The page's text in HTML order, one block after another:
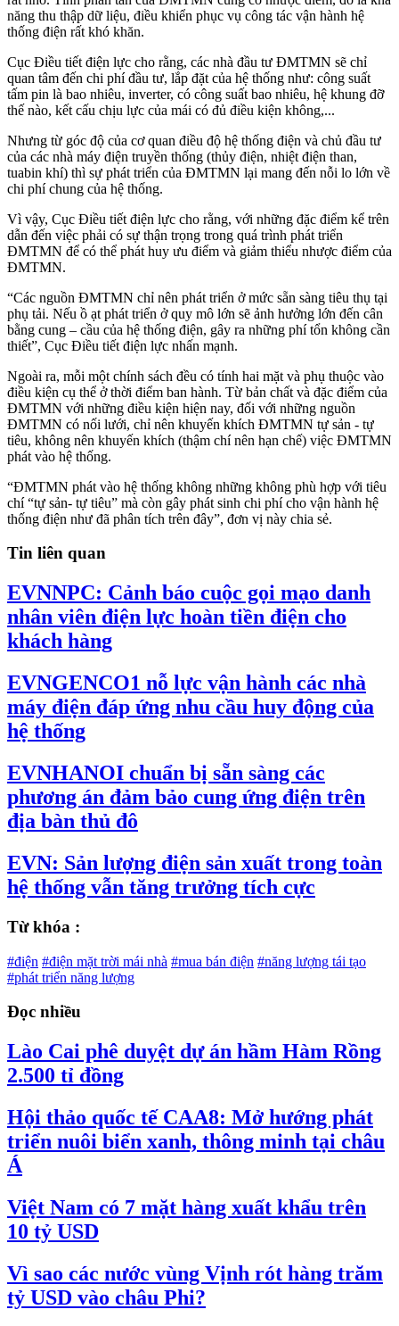
năng thu thập dữ liệu, điều khiển phục vụ công tác vận hành hệ
thống điện rất khó khăn.
Cục Điều tiết điện lực cho rằng, các nhà đầu tư ĐMTMN sẽ chỉ
quan tâm đến chi phí đầu tư, lắp đặt của hệ thống như: công suất
tấm pin là bao nhiêu, inverter, có công suất bao nhiêu, hệ khung đỡ
thế nào, kết cấu chịu lực của mái có đủ điều kiện không,...
Nhưng từ góc độ của cơ quan điều độ hệ thống điện và chủ đầu tư
của các nhà máy điện truyền thống (thủy điện, nhiệt điện than,
tuabin khí) thì sự phát triển của ĐMTMN lại mang đến nỗi lo lớn về
chi phí chung của hệ thống.
Vì vậy, Cục Điều tiết điện lực cho rằng, với những đặc điểm kể trên
dẫn đến việc phải có sự thận trọng trong quá trình phát triển
ĐMTMN để có thể phát huy ưu điểm và giảm thiểu nhược điểm của
ĐMTMN.
“Các nguồn ĐMTMN chỉ nên phát triển ở mức sẵn sàng tiêu thụ tại
phụ tải. Nếu ồ ạt phát triển ở quy mô lớn sẽ ảnh hưởng lớn đến cân
bằng cung – cầu của hệ thống điện, gây ra những phí tổn không cần
thiết”, Cục Điều tiết điện lực nhấn mạnh.
Ngoài ra, mỗi một chính sách đều có tính hai mặt và phụ thuộc vào
điều kiện cụ thể ở thời điểm ban hành. Từ bản chất và đặc điểm của
ĐMTMN với những điều kiện hiện nay, đối với những nguồn
ĐMTMN có nối lưới, chỉ nên khuyến khích ĐMTMN tự sản - tự
tiêu, không nên khuyến khích (thậm chí nên hạn chế) việc ĐMTMN
phát vào hệ thống.
“ĐMTMN phát vào hệ thống không những không phù hợp với tiêu
chí “tự sản- tự tiêu” mà còn gây phát sinh chi phí cho vận hành hệ
thống điện như đã phân tích trên đây”, đơn vị này chia sẻ.
Tin liên quan
EVNNPC: Cảnh báo cuộc gọi mạo danh
nhân viên điện lực hoàn tiền điện cho
khách hàng
EVNGENCO1 nỗ lực vận hành các nhà
máy điện đáp ứng nhu cầu huy động của
hệ thống
EVNHANOI chuẩn bị sẵn sàng các
phương án đảm bảo cung ứng điện trên
địa bàn thủ đô
EVN: Sản lượng điện sản xuất trong toàn
hệ thống vẫn tăng trưởng tích cực
Từ khóa :
#điện #điện mặt trời mái nhà #mua bán điện #năng lượng tái tạo
#phát triển năng lượng
Đọc nhiều
Lào Cai phê duyệt dự án hầm Hàm Rồng
2.500 tỉ đồng
Hội thảo quốc tế CAA8: Mở hướng phát
triển nuôi biển xanh, thông minh tại châu
Á
Việt Nam có 7 mặt hàng xuất khẩu trên
10 tỷ USD
Vì sao các nước vùng Vịnh rót hàng trăm
tỷ USD vào châu Phi?